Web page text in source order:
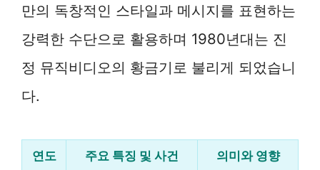
만의 독창적인 스타일과 메시지를 표현하는
강력한 수단으로 활용하며 1980년대는 진
정 뮤직비디오의 황금기로 불리게 되었습니
다.
연도 주요 특징 및 사건 의미와 영향